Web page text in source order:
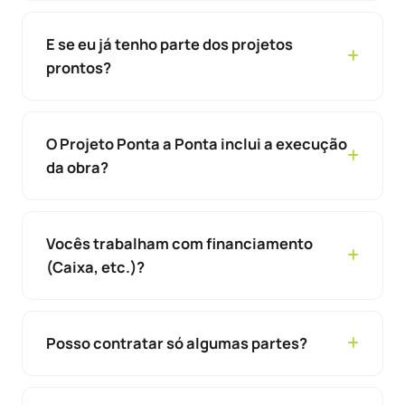
E se eu já tenho parte dos projetos
prontos?
O Projeto Ponta a Ponta inclui a execução
da obra?
Vocês trabalham com financiamento
(Caixa, etc.)?
Posso contratar só algumas partes?